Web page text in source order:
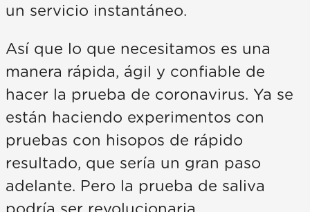
un servicio instantáneo.
Así que lo que necesitamos es una
manera rápida, ágil y confiable de
hacer la prueba de coronavirus. Ya se
están haciendo experimentos con
pruebas con hisopos de rápido
resultado, que sería un gran paso
adelante. Pero la prueba de saliva